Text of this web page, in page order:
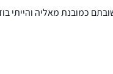
כמובנת מאליה והייתי